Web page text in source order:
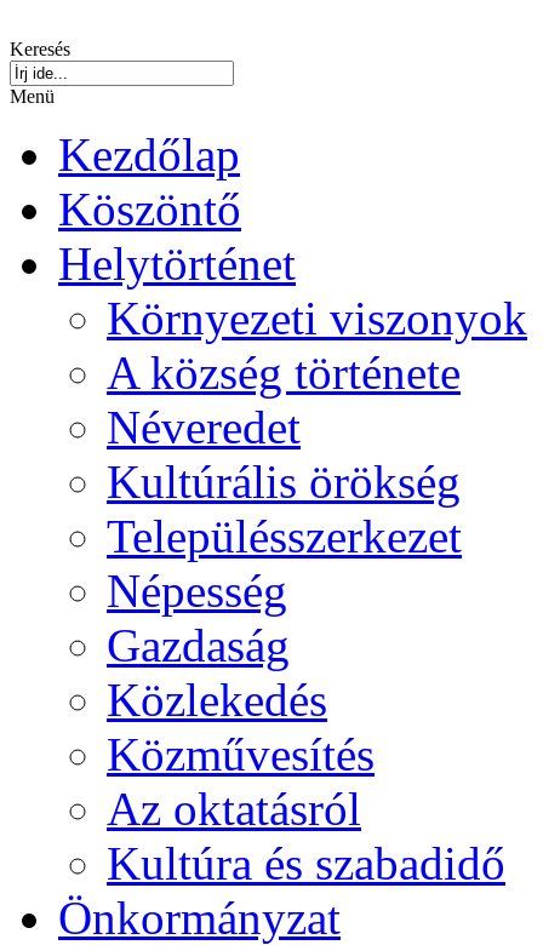
Keresés
Menü
Kezdőlap
Köszöntő
Helytörténet
Környezeti viszonyok
A község története
Néveredet
Kultúrális örökség
Településszerkezet
Népesség
Gazdaság
Közlekedés
Közművesítés
Az oktatásról
Kultúra és szabadidő
Önkormányzat